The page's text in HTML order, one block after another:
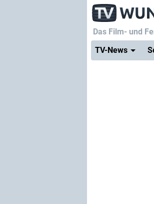
Das Film- und
TV-News